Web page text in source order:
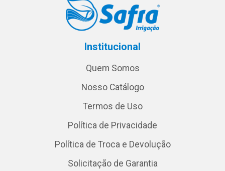
Institucional
Quem Somos
Nosso Catálogo
Termos de Uso
Política de Privacidade
Política de Troca e Devolução
Solicitação de Garantia